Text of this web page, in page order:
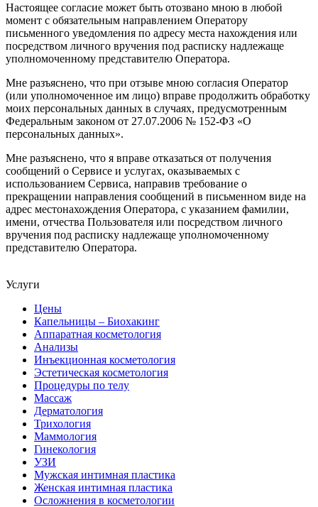
Настоящее согласие может быть отозвано мною в любой
момент с обязательным направлением Оператору
письменного уведомления по адресу места нахождения или
посредством личного вручения под расписку надлежаще
уполномоченному представителю Оператора.
Мне разъяснено, что при отзыве мною согласия Оператор
(или уполномоченное им лицо) вправе продолжить обработку
моих персональных данных в случаях, предусмотренным
Федеральным законом от 27.07.2006 № 152-ФЗ «О
персональных данных».
Мне разъяснено, что я вправе отказаться от получения
сообщений о Сервисе и услугах, оказываемых с
использованием Сервиса, направив требование о
прекращении направления сообщений в письменном виде на
адрес местонахождения Оператора, с указанием фамилии,
имени, отчества Пользователя или посредством личного
вручения под расписку надлежаще уполномоченному
представителю Оператора.
Услуги
Цены
Капельницы – Биохакинг
Аппаратная косметология
Анализы
Инъекционная косметология
Эстетическая косметология
Процедуры по телу
Массаж
Дерматология
Трихология
Маммология
Гинекология
УЗИ
Мужская интимная пластика
Женская интимная пластика
Осложнения в косметологии